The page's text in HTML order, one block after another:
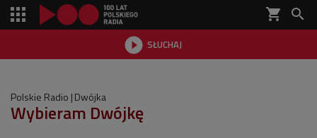
shopping_cart 
 SŁUCHAJ

Polskie Radio Dwójka
Wybieram Dwójkę